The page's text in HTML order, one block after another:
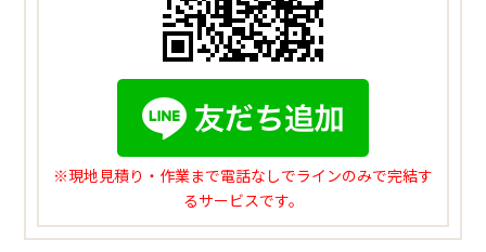
※現地見積り・作業まで電話なしでラインのみで完結す
るサービスです。